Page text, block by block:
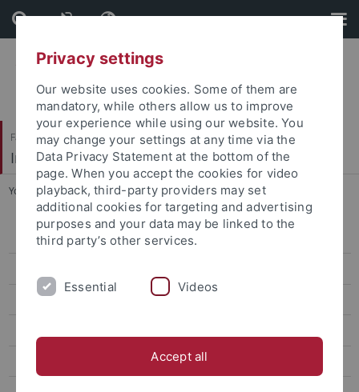
Skip
to
content
Skip
to
footer
Faculty of Science / Faculty of Medicine
Interfaculty Institute of Biochemistry (IFIB)
You are here: Home ... Prüfungsamt
Informationen zum Bachelor-Biochemie
Studiumsbeginn
Privacy settings
Our website uses cookies. Some of them are
mandatory, while others allow us to improve
your experience while using our website. You
may change your settings at any time via the
Data Privacy Statement at the bottom of the
page. When you accept the cookies for video
playback, third-party providers may set
additional cookies for targeting and advertising
purposes and your data may be linked to the
third party’s other services.
Essential Videos
Accept all